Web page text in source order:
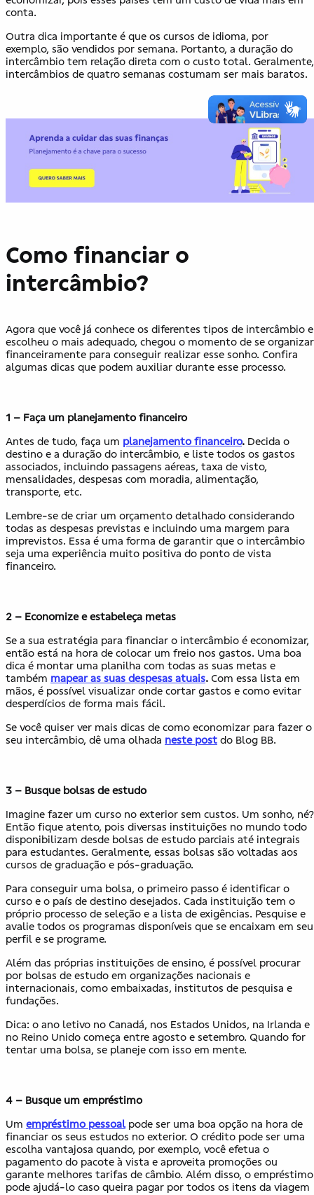
conta.
Outra dica importante é que os cursos de idioma, por
exemplo, são vendidos por semana. Portanto, a duração do
intercâmbio tem relação direta com o custo total. Geralmente,
intercâmbios de quatro semanas costumam ser mais baratos.
Como financiar o
intercâmbio?
Agora que você já conhece os diferentes tipos de intercâmbio e
escolheu o mais adequado, chegou o momento de se organizar
financeiramente para conseguir realizar esse sonho. Confira
algumas dicas que podem auxiliar durante esse processo.
1 – Faça um planejamento financeiro
Antes de tudo, faça um planejamento financeiro. Decida o
destino e a duração do intercâmbio, e liste todos os gastos
associados, incluindo passagens aéreas, taxa de visto,
mensalidades, despesas com moradia, alimentação,
transporte, etc.
Lembre-se de criar um orçamento detalhado considerando
todas as despesas previstas e incluindo uma margem para
imprevistos. Essa é uma forma de garantir que o intercâmbio
seja uma experiência muito positiva do ponto de vista
financeiro.
2 – Economize e estabeleça metas
Se a sua estratégia para financiar o intercâmbio é economizar,
então está na hora de colocar um freio nos gastos. Uma boa
dica é montar uma planilha com todas as suas metas e
também mapear as suas despesas atuais. Com essa lista em
mãos, é possível visualizar onde cortar gastos e como evitar
desperdícios de forma mais fácil.
Se você quiser ver mais dicas de como economizar para fazer o
seu intercâmbio, dê uma olhada neste post do Blog BB.
3 – Busque bolsas de estudo
Imagine fazer um curso no exterior sem custos. Um sonho, né?
Então fique atento, pois diversas instituições no mundo todo
disponibilizam desde bolsas de estudo parciais até integrais
para estudantes. Geralmente, essas bolsas são voltadas aos
cursos de graduação e pós-graduação.
Para conseguir uma bolsa, o primeiro passo é identificar o
curso e o país de destino desejados. Cada instituição tem o
próprio processo de seleção e a lista de exigências. Pesquise e
avalie todos os programas disponíveis que se encaixam em seu
perfil e se programe.
Além das próprias instituições de ensino, é possível procurar
por bolsas de estudo em organizações nacionais e
internacionais, como embaixadas, institutos de pesquisa e
fundações.
Dica: o ano letivo no Canadá, nos Estados Unidos, na Irlanda e
no Reino Unido começa entre agosto e setembro. Quando for
tentar uma bolsa, se planeje com isso em mente.
4 – Busque um empréstimo
Um empréstimo pessoal pode ser uma boa opção na hora de
financiar os seus estudos no exterior. O crédito pode ser uma
escolha vantajosa quando, por exemplo, você efetua o
pagamento do pacote à vista e aproveita promoções ou
garante melhores tarifas de câmbio. Além disso, o empréstimo
pode ajudá-lo caso queira pagar por todos os itens da viagem